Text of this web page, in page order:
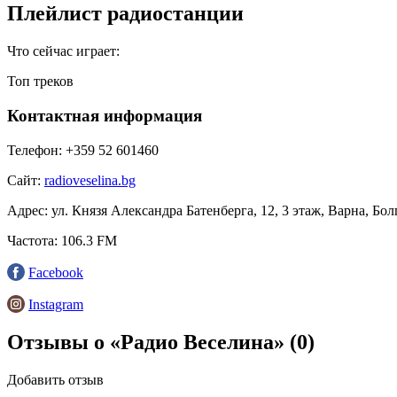
Плейлист радиостанции
Что сейчас играет:
Топ треков
Контактная информация
Телефон: +359 52 601460
Сайт: radioveselina.bg
Адрес: ул. Князя Александра Батенберга, 12, 3 этаж, Варна,
Частота: 106.3 FM
Facebook
Instagram
Отзывы о «Радио Веселина» (0)
Добавить отзыв